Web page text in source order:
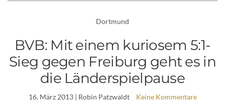
Dortmund
BVB: Mit einem kuriosem 5:1-
Sieg gegen Freiburg geht es in
die Länderspielpause
16. März 2013| Robin Patzwaldt Keine Kommentare